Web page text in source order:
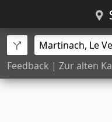
Feedback | Zur alten